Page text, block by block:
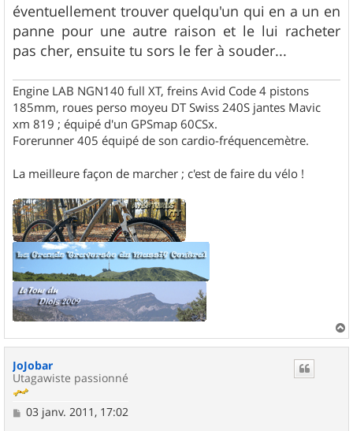
s
s
a
g
e
éventuellement trouver quelqu'un qui en a un en
panne pour une autre raison et le lui racheter
pas cher, ensuite tu sors le fer à souder...
Engine LAB NGN140 full XT, freins Avid Code 4 pistons
185mm, roues perso moyeu DT Swiss 240S jantes Mavic
xm 819 ; équipé d'un GPSmap 60CSx.
Forerunner 405 équipé de son cardio-fréquencemètre.
La meilleure façon de marcher ; c'est de faire du vélo !
a
JoJobar
Utagawiste passionné
M
03 janv. 2011, 17:02